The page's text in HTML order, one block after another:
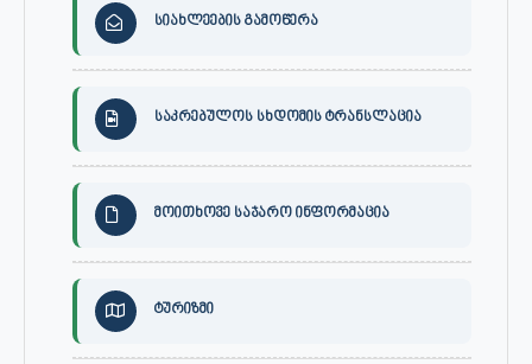
სიახლეების გამოწერა
საკრებულოს სხდომის ტრანსლაცია
მოითხოვე საჯარო ინფორმაცია
ტურიზმი